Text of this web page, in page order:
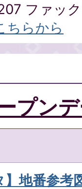
ファッ
ちらから
プン
】地番参